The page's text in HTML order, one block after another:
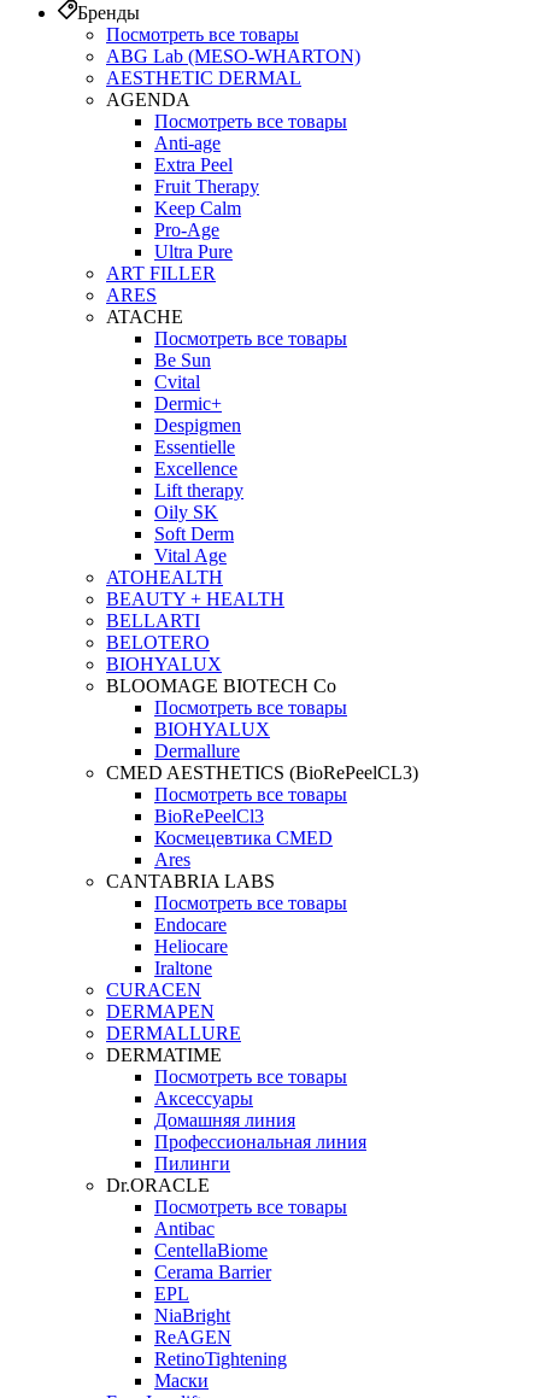
Бренды
Посмотреть все товары
ABG Lab (MESO-WHARTON)
AESTHETIC DERMAL
AGENDA
Посмотреть все товары
Anti-age
Extra Peel
Fruit Therapy
Keep Calm
Pro‑Age
Ultra Pure
ART FILLER
ARES
ATACHE
Посмотреть все товары
Be Sun
Cvital
Dermic+
Despigmen
Essentielle
Excellence
Lift therapy
Oily SK
Soft Derm
Vital Age
ATOHEALTH
BEAUTY + HEALTH
BELLARTI
BELOTERO
BIOHYALUX
BLOOMAGE BIOTECH Co
Посмотреть все товары
BIOHYALUX
Dermallure
CMED AESTHETICS (BioRePeelCL3)
Посмотреть все товары
BioRePeelCl3
Космецевтика CMED
Ares
CANTABRIA LABS
Посмотреть все товары
Endocare
Heliocare
Iraltone
CURACEN
DERMAPEN
DERMALLURE
DERMATIME
Посмотреть все товары
Аксессуары
Домашняя линия
Профессиональная линия
Пилинги
Dr.ORACLE
Посмотреть все товары
Antibac
CentellaBiome
Cerama Barrier
EPL
NiaBright
ReAGEN
RetinoTightening
Маски